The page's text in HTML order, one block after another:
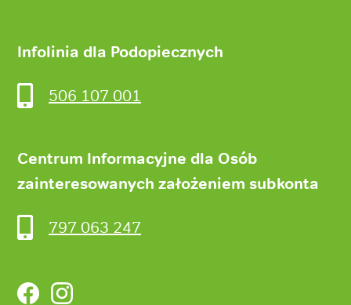
Infolinia dla Podopiecznych
506 107 001
Centrum Informacyjne dla Osób
zainteresowanych założeniem subkonta
797 063 247
FacebookInstagram